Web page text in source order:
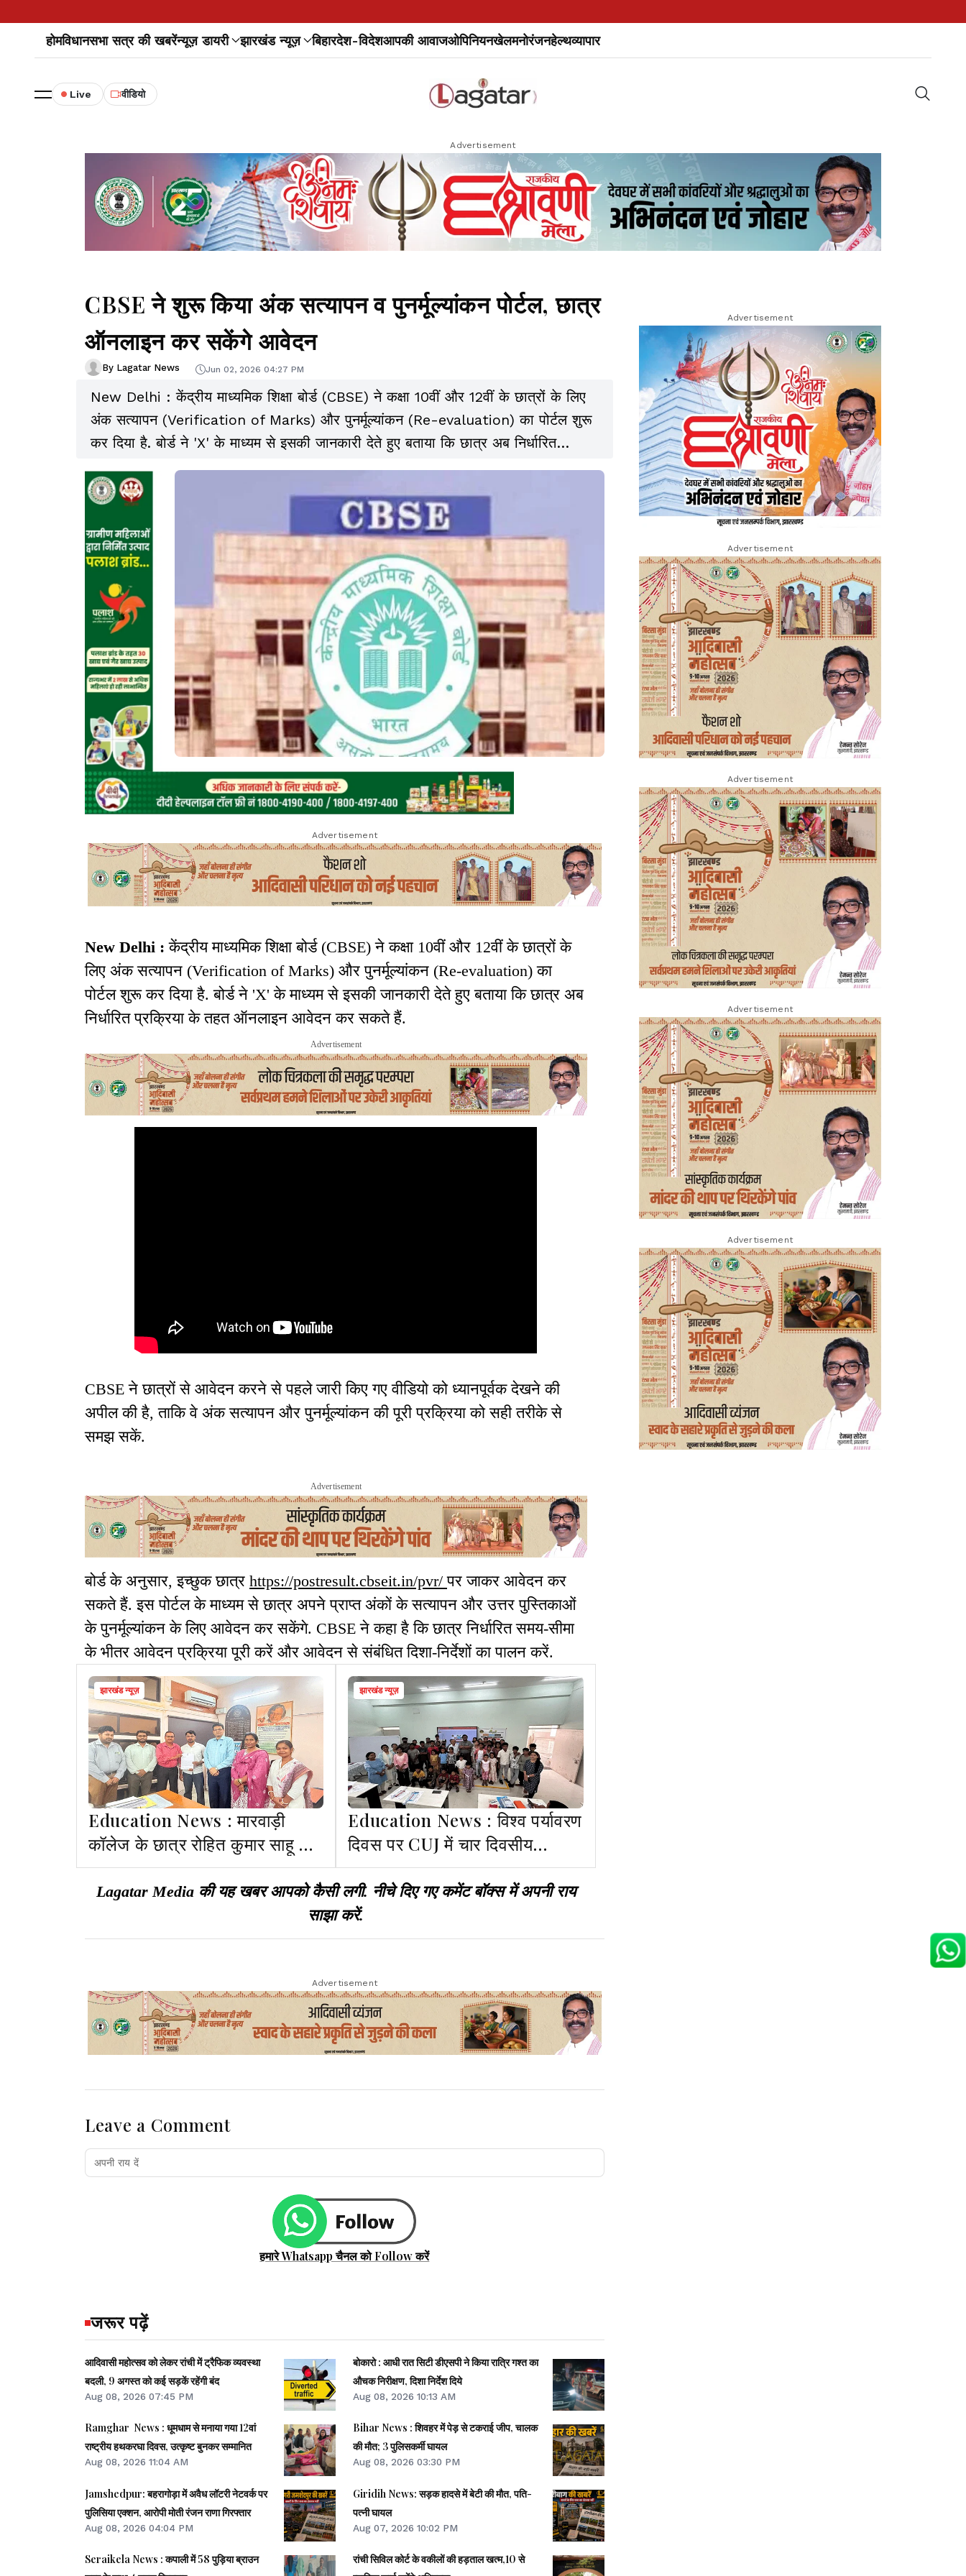
होमविधानसभा सत्र की खबरेंन्यूज़ डायरी झारखंड न्यूज़ बिहारदेश-विदेशआपकी आवाजओपिनियनखेलमनोरंजनहेल्थव्यापार
Live वीडियो
Advertisement
CBSE ने शुरू किया अंक सत्यापन व पुनर्मूल्यांकन पोर्टल, छात्र
ऑनलाइन कर सकेंगे आवेदन
By Lagatar News Jun 02, 2026 04:27 PM
New Delhi : केंद्रीय माध्यमिक शिक्षा बोर्ड (CBSE) ने कक्षा 10वीं और 12वीं के छात्रों के लिए
अंक सत्यापन (Verification of Marks) और पुनर्मूल्यांकन (Re-evaluation) का पोर्टल शुरू
कर दिया है. बोर्ड ने 'X' के माध्यम से इसकी जानकारी देते हुए बताया कि छात्र अब निर्धारित
प्रक्रिया के तहत ऑनलाइन आवेदन कर सकते हैं.
Advertisement
New Delhi :केंद्रीय माध्यमिक शिक्षा बोर्ड (CBSE) ने कक्षा 10वीं और 12वीं के छात्रों के
लिए अंक सत्यापन (Verification of Marks) और पुनर्मूल्यांकन (Re-evaluation) का
पोर्टल शुरू कर दिया है. बोर्ड ने 'X' के माध्यम से इसकी जानकारी देते हुए बताया कि छात्र अब
निर्धारित प्रक्रिया के तहत ऑनलाइन आवेदन कर सकते हैं.
Advertisement
CBSE ने छात्रों से आवेदन करने से पहले जारी किए गए वीडियो को ध्यानपूर्वक देखने की
अपील की है, ताकि वे अंक सत्यापन और पुनर्मूल्यांकन की पूरी प्रक्रिया को सही तरीके से
समझ सकें.
Advertisement
बोर्ड के अनुसार, इच्छुक छात्र https://postresult.cbseit.in/pvr/पर जाकर आवेदन कर
सकते हैं. इस पोर्टल के माध्यम से छात्र अपने प्राप्त अंकों के सत्यापन और उत्तर पुस्तिकाओं
के पुनर्मूल्यांकन के लिए आवेदन कर सकेंगे. CBSE ने कहा है कि छात्र निर्धारित समय-सीमा
के भीतर आवेदन प्रक्रिया पूरी करें और आवेदन से संबंधित दिशा-निर्देशों का पालन करें.
झारखंड न्यूज़
Education News : मारवाड़ी
कॉलेज के छात्र रोहित कुमार साहू का
TCS में 7.39 लाख वार्षिक पैकेज पर
चयन
झारखंड न्यूज़
Education News : विश्व पर्यावरण
दिवस पर CUJ में चार दिवसीय
पर्यावरण जागरूकता अभियान शुरू
Lagatar Media की यह खबर आपको कैसी लगी. नीचे दिए गए कमेंट बॉक्स में अपनी राय
साझा करें.
Advertisement
Leave a Comment
हमारे Whatsapp चैनल को Follow करें
जरूर पढ़ें
आदिवासी महोत्सव को लेकर रांची में ट्रैफिक व्यवस्था
बदली, 9 अगस्त को कई सड़कें रहेंगी बंद
Aug 08, 2026 07:45 PM
Ramghar News : धूमधाम से मनाया गया 12वां
राष्ट्रीय हथकरघा दिवस, उत्कृष्ट बुनकर सम्मानित
Aug 08, 2026 11:04 AM
Jamshedpur: बहरागोड़ा में अवैध लॉटरी नेटवर्क पर
पुलिसिया एक्शन, आरोपी मोती रंजन राणा गिरफ्तार
Aug 08, 2026 04:04 PM
Seraikela News : कपाली में 58 पुड़िया ब्राउन
बोकारो : आधी रात सिटी डीएसपी ने किया रात्रि गश्त का
औचक निरीक्षण, दिशा निर्देश दिये
Aug 08, 2026 10:13 AM
Bihar News : शिवहर में पेड़ से टकराई जीप, चालक
की मौत; 3 पुलिसकर्मी घायल
Aug 08, 2026 03:30 PM
Giridih News: सड़क हादसे में बेटी की मौत, पति-
पत्नी घायल
Aug 07, 2026 10:02 PM
रांची सिविल कोर्ट के वकीलों की हड़ताल खत्म,10 से
Advertisement
Advertisement
Advertisement
Advertisement
Advertisement